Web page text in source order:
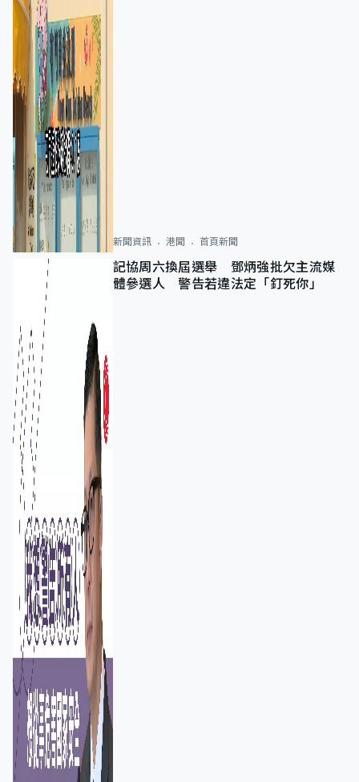
新聞資訊 港聞 首頁新聞
記協周六換屆選舉 鄧炳強批欠主流媒
體參選人 警告若違法定「釘死你」